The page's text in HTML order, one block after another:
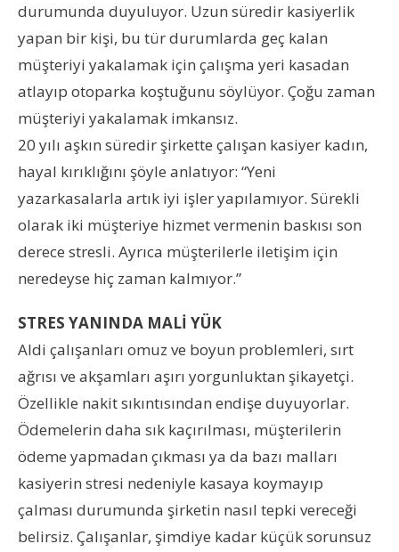
durumunda duyuluyor. Uzun süredir kasiyerlik
yapan bir kişi, bu tür durumlarda geç kalan
müşteriyi yakalamak için çalışma yeri kasadan
atlayıp otoparka koştuğunu söylüyor. Çoğu zaman
müşteriyi yakalamak imkansız.
20 yılı aşkın süredir şirkette çalışan kasiyer kadın,
hayal kırıklığını şöyle anlatıyor: “Yeni
yazarkasalarla artık iyi işler yapılamıyor. Sürekli
olarak iki müşteriye hizmet vermenin baskısı son
derece stresli. Ayrıca müşterilerle iletişim için
neredeyse hiç zaman kalmıyor.”
STRES YANINDA MALİ YÜK
Aldi çalışanları omuz ve boyun problemleri, sırt
ağrısı ve akşamları aşırı yorgunluktan şikayetçi.
Özellikle nakit sıkıntısından endişe duyuyorlar.
Ödemelerin daha sık kaçırılması, müşterilerin
ödeme yapmadan çıkması ya da bazı malları
kasiyerin stresi nedeniyle kasaya koymayıp
çalması durumunda şirketin nasıl tepki vereceği
belirsiz. Çalışanlar, şimdiye kadar küçük sorunsuz